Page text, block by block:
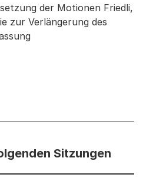
der Motionen Friedli,
zur Verlängerung des
Sitzungen
Sitzungen: Informationen